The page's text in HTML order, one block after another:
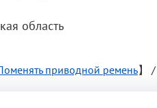
область
приводной ремень】 /